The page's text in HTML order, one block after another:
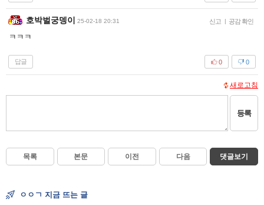
호박벌궁뎅이 25-02-18 20:31 신고 | 공감 확인
ㅋㅋㅋ
답글 0
0
새로고침
등록
목록 본문 이전 다음 댓글보기
ㅇㅇㄱ 지금 뜨는 글